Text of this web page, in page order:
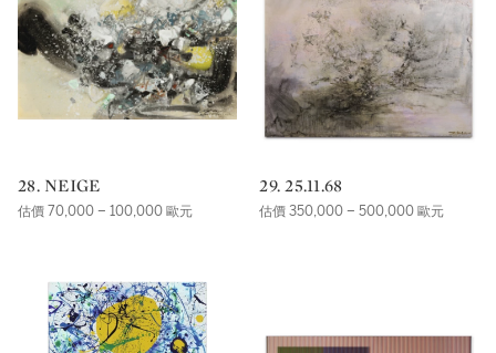
28. NEIGE
估價 70,000 – 100,000 歐元
29. 25.11.68
估價 350,000 – 500,000 歐元